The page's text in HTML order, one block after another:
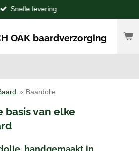
OAK baardverzorging
Snelle levering
» Baardolie
basis van elke
handgemaakt in